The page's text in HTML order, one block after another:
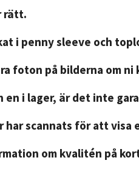
rätt.
i penny sleeve och
foton på bilderna om
en i lager, är det inte
har scannats för att visa
om kvalitén på